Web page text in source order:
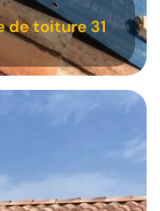
de toiture 31